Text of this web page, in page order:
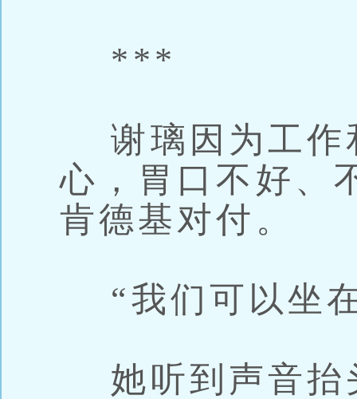
***
谢璃因为工作
心，胃口不好、
肯德基对付。
“我们可以坐
她听到声音抬